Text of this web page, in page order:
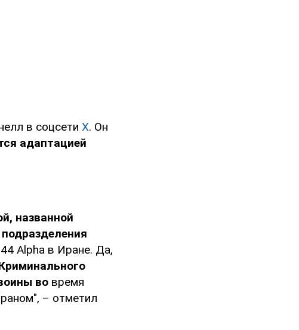
в соцсети X. Он
адаптацией
названной
Alpha в Иране. Да,
во время
– отметил